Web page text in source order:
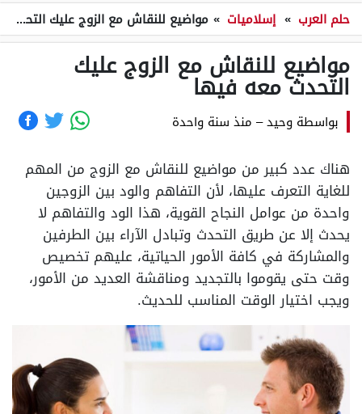
حلم العرب » إسلاميات » مواضيع للنقاش مع الزوج عليك التحدث معه فيها
مواضيع للنقاش مع الزوج عليك
التحدث معه فيها
بواسطة وحيد– منذ سنة واحدة
هناك عدد كبير من مواضيع للنقاش مع الزوج من المهم
للغاية التعرف عليها، لأن التفاهم والود بين الزوجين
واحدة من عوامل النجاح القوية، هذا الود والتفاهم لا
يحدث إلا عن طريق التحدث وتبادل الآراء بين الطرفين
والمشاركة في كافة الأمور الحياتية، عليهم تخصيص
وقت حتى يقوموا بالتجديد ومناقشة العديد من الأمور،
ويجب اختيار الوقت المناسب للحديث.